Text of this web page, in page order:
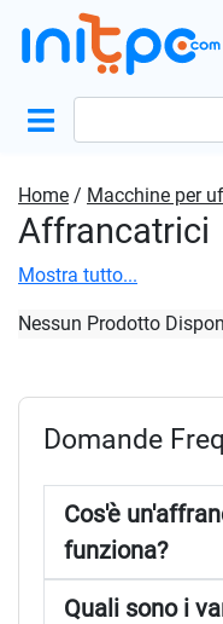
Home / Macchine per
Affrancatrici
Mostra tutto...
Nessun Prodotto
Domande
Cos'è
funziona?
Quali sono i